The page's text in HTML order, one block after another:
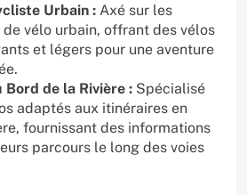
Urbain : Axé sur les
vélo urbain, offrant des vélos
et légers pour une aventure
Bord de la Rivière : Spécialisé
adaptés aux itinéraires en
fournissant des informations
parcours le long des voies